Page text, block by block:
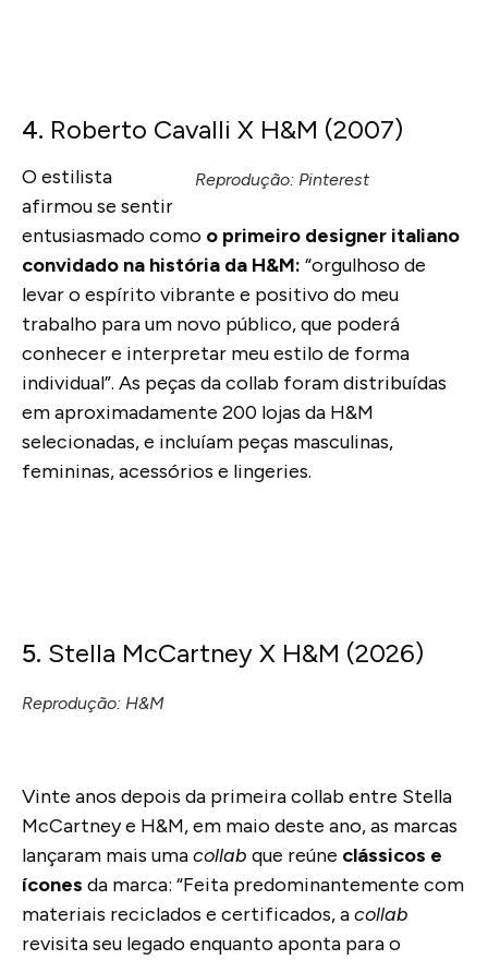
4. Roberto Cavalli X H&M (2007)
Reprodução: Pinterest
O estilista
afirmou se sentir
entusiasmado como o primeiro designer italiano
convidado na história da H&M: “orgulhoso de
levar o espírito vibrante e positivo do meu
trabalho para um novo público, que poderá
conhecer e interpretar meu estilo de forma
individual”. As peças da collab foram distribuídas
em aproximadamente 200 lojas da H&M
selecionadas, e incluíam peças masculinas,
femininas, acessórios e lingeries.
5. Stella McCartney X H&M (2026)
Reprodução: H&M
Vinte anos depois da primeira collab entre Stella
McCartney e H&M, em maio deste ano, as marcas
lançaram mais umacollab que reúne clássicos e
ícones da marca: “Feita predominantemente com
materiais reciclados e certificados, acollab
revisita seu legado enquanto aponta para o